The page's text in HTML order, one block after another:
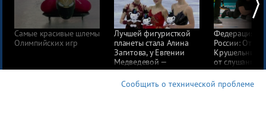
Самые красивые шлемы
Олимпийских игр
Лучшей фигуристкой
планеты стала Алина
Загитова, у Евгении
Медведевой —
«серебро» Олимпиады
Федерация
России: Отказ
от слушаний в
не означает
вины
Сообщить о технической проблеме